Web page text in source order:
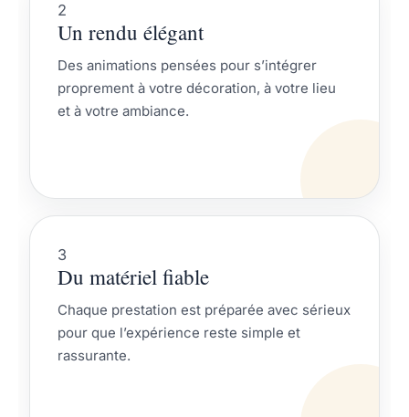
2
Un rendu élégant
Des animations pensées pour s’intégrer
proprement à votre décoration, à votre lieu
et à votre ambiance.
3
Du matériel fiable
Chaque prestation est préparée avec sérieux
pour que l’expérience reste simple et
rassurante.